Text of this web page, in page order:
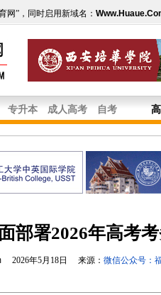
网”，同时启用新域名：
专升本 成人高考 自考
部署2026年高考
2026年5月18日 来源： 微信公众号：